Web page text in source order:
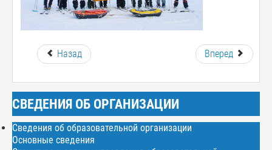
Назад Вперед
СВЕДЕНИЯ ОБ ОРГАНИЗАЦИИ
Сведения об образовательной организации
Основные сведения